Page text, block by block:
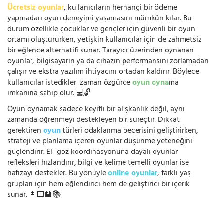
Ücretsiz oyunlar, kullanıcıların herhangi bir ödeme
yapmadan oyun deneyimi yaşamasını mümkün kılar. Bu
durum özellikle çocuklar ve gençler için güvenli bir oyun
ortamı oluştururken, yetişkin kullanıcılar için de zahmetsiz
bir eğlence alternatifi sunar. Tarayıcı üzerinden oynanan
oyunlar, bilgisayarın ya da cihazın performansını zorlamadan
çalışır ve ekstra yazılım ihtiyacını ortadan kaldırır. Böylece
kullanıcılar istedikleri zaman özgürceoyun oynama
imkanına sahip olur. 💻🔓
Oyun oynamak sadece keyifli bir alışkanlık değil, aynı
zamanda öğrenmeyi destekleyen bir süreçtir. Dikkat
gerektirenoyuntürleri odaklanma becerisini geliştirirken,
strateji ve planlama içeren oyunlar düşünme yeteneğini
güçlendirir. El–göz koordinasyonuna dayalı oyunlar
refleksleri hızlandırır, bilgi ve kelime temelli oyunlar ise
hafızayı destekler. Bu yönüyleonline oyunlar, farklı yaş
grupları için hem eğlendirici hem de geliştirici bir içerik
sunar. 👩🏻‍🏫📚